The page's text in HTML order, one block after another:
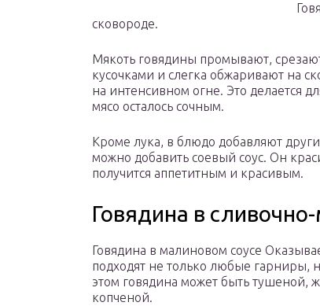
сковороде.
Мякоть говядины промывают,
кусочками и слегка обжаривают на
на интенсивном огне. Это делается
мясо осталось сочным.
Кроме лука, в блюдо добавляют
можно добавить соевый соус. Он
получится аппетитным и красивым.
Говядина в
Говядина в малиновом соусе
подходят не только любые гарниры,
этом говядина может быть тушеной,
копченой.